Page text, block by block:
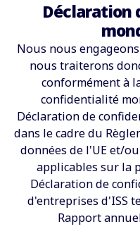
Déclaration
Nous nous
nous traiterons
conformément à
confidentialité
Déclaration de
dans le cadre du
données de l'UE et/
applicables sur la
Déclaration de
d'entreprises d'ISS
Rapport